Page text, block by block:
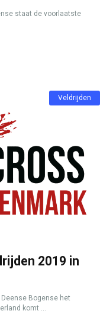
staat de voorlaatste
Veldrijden
2019 in
Bogense het
komt ...